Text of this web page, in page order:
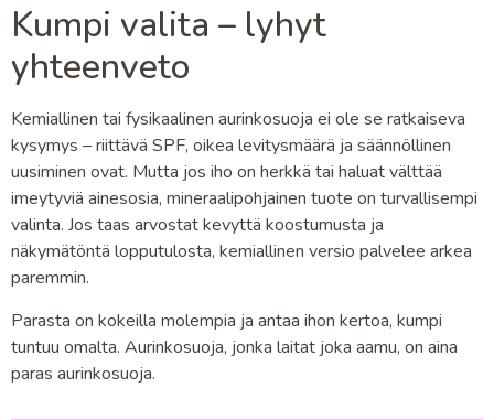
Kumpi valita – lyhyt
yhteenveto
Kemiallinen tai fysikaalinen aurinkosuoja ei ole se ratkaiseva
kysymys – riittävä SPF, oikea levitysmäärä ja säännöllinen
uusiminen ovat. Mutta jos iho on herkkä tai haluat välttää
imeytyviä ainesosia, mineraalipohjainen tuote on turvallisempi
valinta. Jos taas arvostat kevyttä koostumusta ja
näkymätöntä lopputulosta, kemiallinen versio palvelee arkea
paremmin.
Parasta on kokeilla molempia ja antaa ihon kertoa, kumpi
tuntuu omalta. Aurinkosuoja, jonka laitat joka aamu, on aina
paras aurinkosuoja.